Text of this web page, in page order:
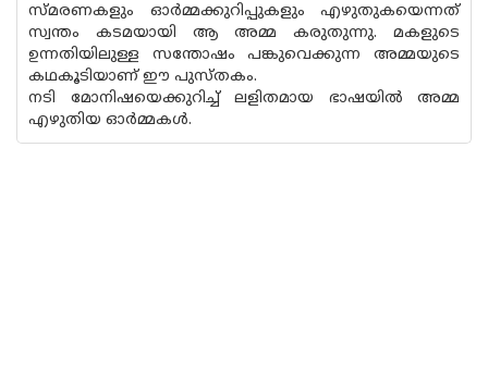
സ്മരണകളും ഓര്‍മ്മക്കുറിപ്പുകളും എഴുതുകയെന്നത്
സ്വന്തം കടമയായി ആ അമ്മ കരുതുന്നു. മകളുടെ
ഉന്നതിയിലുള്ള സന്തോഷം പങ്കുവെക്കുന്ന അമ്മയുടെ
കഥകൂടിയാണ് ഈ പുസ്തകം.
നടി മോനിഷയെക്കുറിച്ച് ലളിതമായ ഭാഷയില്‍ അമ്മ
എഴുതിയ ഓര്‍മ്മകള്‍.